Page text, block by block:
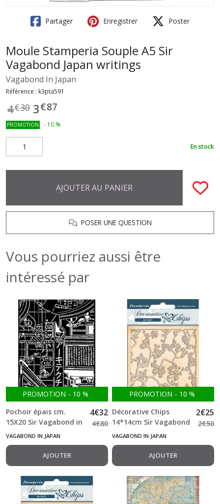
Partager Enregistrer Poster
Moule Stamperia Souple A5 Sir
Vagabond Japan writings
Vagabond In Japan
Référence : k3pta591
4€30 3€87
PROMOTION - 10 %
En stock
AJOUTER AU PANIER
POSER UNE QUESTION
Vous pourriez aussi être
intéressé par
PROMOTION - 10 %
Pochoir épais cm.
15X20 Sir Vagabond in
Japan texture
4€32
4€80
VAGABOND IN JAPAN
AJOUTER
PROMOTION - 10 %
Décorative Chips
14*14cm Sir Vagabond
in Japan texture
2€25
2€50
VAGABOND IN JAPAN
AJOUTER